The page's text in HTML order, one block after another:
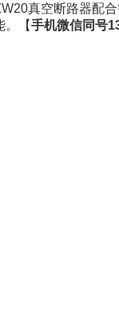
真空断路器配
【手机微信同号